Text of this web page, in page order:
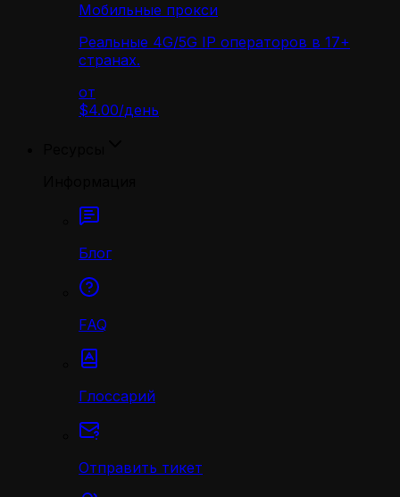
Мобильные прокси
Реальные 4G/5G IP операторов в 17+
странах.
от
$4.00/день
Блог
FAQ
Глоссарий
Отправить тикет